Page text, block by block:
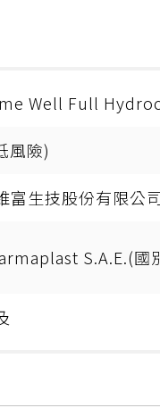
Well Full
風險)
富生技股份有限公
S.A.E.(國